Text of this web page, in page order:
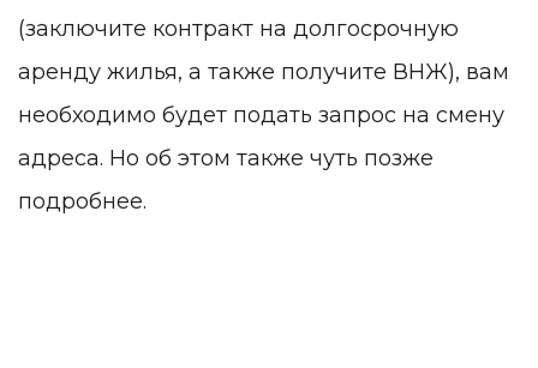
(заключите контракт на долгосрочную
аренду жилья, а также получите ВНЖ), вам
необходимо будет подать запрос на смену
адреса. Но об этом также чуть позже
подробнее.